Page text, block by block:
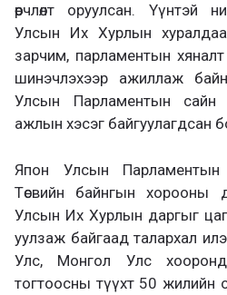
өөрчлөлт оруулсан.
Улсын Их Хурлын
зарчим, парламентын
шинэчлэхээр ажиллаж
Улсын Парламентын сайн
ажлын хэсэг байгуулагдсан
Япон Улсын Парламентын
Төсвийн байнгын хорооны
Улсын Их Хурлын даргыг
уулзаж байгаад талархал
Улс, Монгол Улс
тогтоосны түүхт 50 жилийн